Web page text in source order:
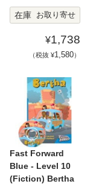
在庫 お取り寄せ
¥1,738
（税抜 ¥1,580）
Fast Forward
Blue - Level 10
(Fiction) Bertha